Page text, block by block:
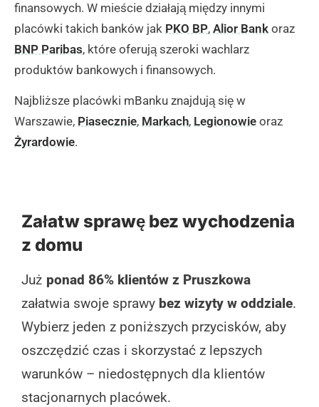
finansowych. W mieście działają między innymi
placówki takich banków jak PKO BP, Alior Bank oraz
BNP Paribas, które oferują szeroki wachlarz
produktów bankowych i finansowych.
Najbliższe placówki mBanku znajdują się w
Warszawie, Piasecznie, Markach, Legionowie oraz
Żyrardowie.
Załatw sprawę bez wychodzenia
z domu
Już ponad 86% klientów z Pruszkowa
załatwia swoje sprawy bez wizyty w oddziale.
Wybierz jeden z poniższych przycisków, aby
oszczędzić czas i skorzystać z lepszych
warunków – niedostępnych dla klientów
stacjonarnych placówek.